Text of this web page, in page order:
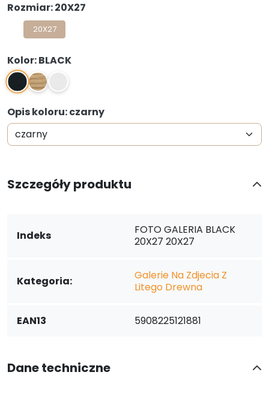
Rozmiar: 20X27
20X27
Kolor: BLACK
BLACKNATURAL
Opis koloru: czarny
Szczegóły produktu
Indeks
FOTO GALERIA BLACK
20X27 20X27
Kategoria:
Galerie Na Zdjecia Z
Litego Drewna
EAN13 5908225121881
Dane techniczne